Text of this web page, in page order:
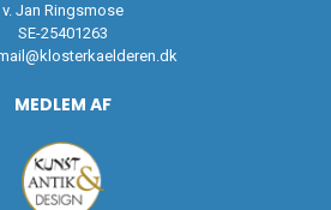
v. Jan Ringsmose
SE-25401263
MEDLEM AF